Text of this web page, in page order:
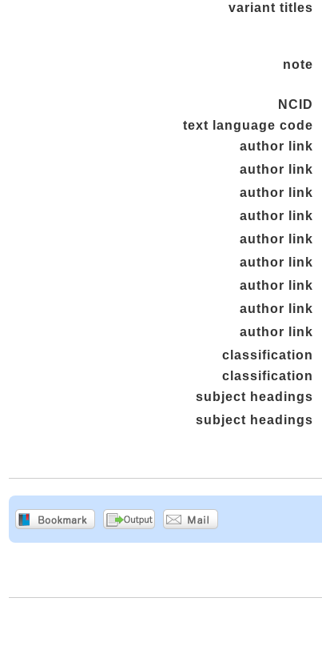
variant titles
note
NCID
text language code
author link
author link
author link
author link
author link
author link
author link
author link
author link
classification
classification
subject headings
subject headings